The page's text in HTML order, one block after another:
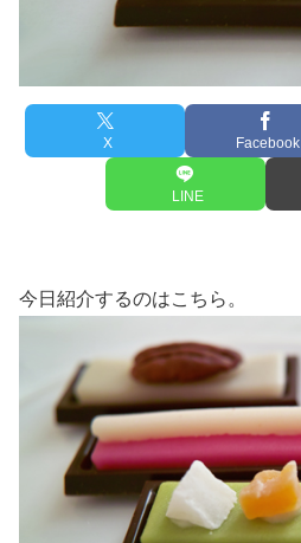
X Facebook
LINE
今日紹介するのはこちら。